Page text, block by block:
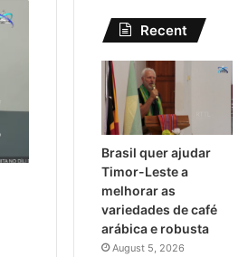
Recent
Brasil quer ajudar
Timor-Leste a
melhorar as
variedades de café
arábica e robusta
August 5, 2026